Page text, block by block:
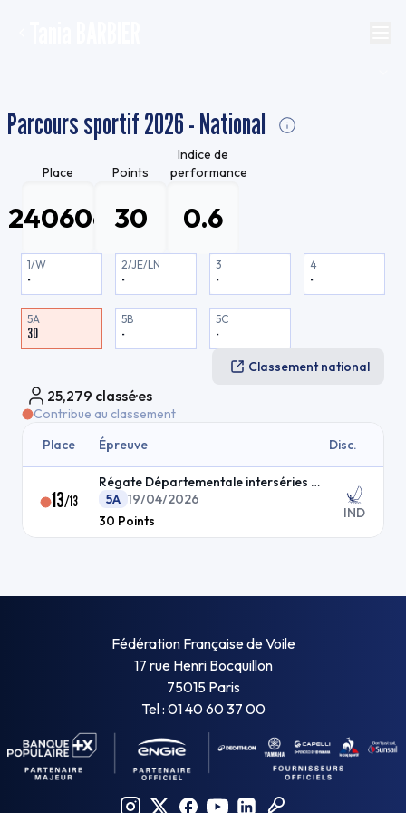
Parcours sportif 2026 - National
Place
24060e
Points
30
Indice de
performance
0.6
1/W
-
2/JE/LN
-
3
-
4
-
5A
30
5B
-
5C
-
Classement national
25,279 classé·es
Contribue au classement
Place
Épreuve Disc.
13/13
Régate Départementale interséries dériveur
5A 19/04/2026
30 Points IND
Fédération Française de Voile
17 rue Henri Bocquillon
75015 Paris
Tel : 01 40 60 37 00